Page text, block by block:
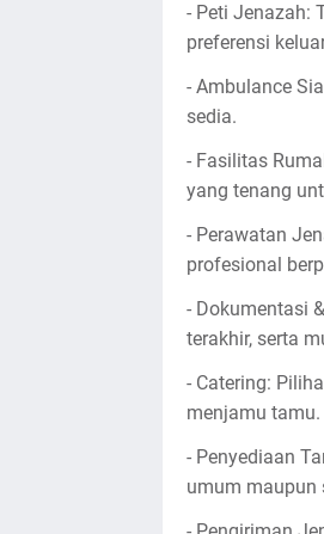
- Peti Jenazah:
preferensi
- Ambulance
sedia.
- Fasilitas
yang tenang
- Perawatan
profesional
- Dokumentasi
terakhir, serta
- Catering:
menjamu tamu.
- Penyediaan
umum maupun